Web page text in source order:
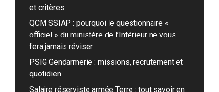
et critères
QCM SSIAP : pourquoi le questionnaire «
officiel » du ministère de l’Intérieur ne vous
fera jamais réviser
PSIG Gendarmerie : missions, recrutement et
quotidien
Salaire réserviste armée Terre : tout savoir en